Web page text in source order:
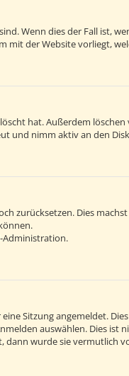
Wenn dies der Fall ist,
mit der Website vorliegt,
hat. Außerdem
und nimm aktiv an den
zurücksetzen. Dies
Administration.
Sitzung angemeldet.
auswählen. Dies
wurde sie vermutlich